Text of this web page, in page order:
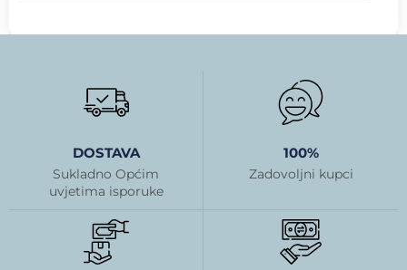
DOSTAVA
Sukladno Općim
uvjetima isporuke
100%
Zadovoljni kupci